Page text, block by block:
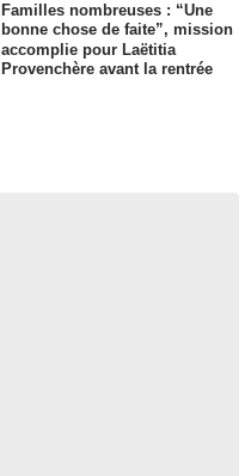
Familles nombreuses : “Une
bonne chose de faite”, mission
accomplie pour Laëtitia
Provenchère avant la rentrée